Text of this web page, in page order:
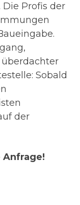
Profis der
Sobald
der
Anfrage!